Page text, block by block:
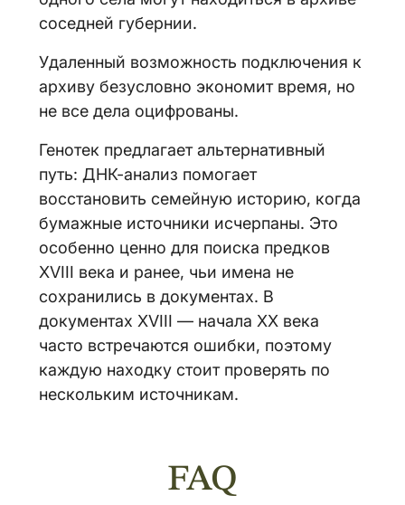
соседней губернии.
Удаленный возможность подключения к
архиву безусловно экономит время, но
не все дела оцифрованы.
Генотек предлагает альтернативный
путь: ДНК-анализ помогает
восстановить семейную историю, когда
бумажные источники исчерпаны. Это
особенно ценно для поиска предков
XVIII века и ранее, чьи имена не
сохранились в документах. В
документах XVIII — начала XX века
часто встречаются ошибки, поэтому
каждую находку стоит проверять по
нескольким источникам.
FAQ